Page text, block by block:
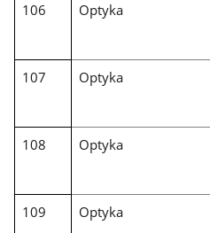
106 Optyka
107 Optyka
108 Optyka
109 Optyka